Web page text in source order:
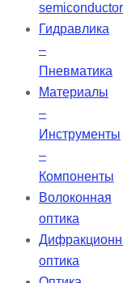
semiconductor
Гидравлика
–
Пневматика
Материалы
–
Инструменты
–
Компоненты
Волоконная
оптика
оптика